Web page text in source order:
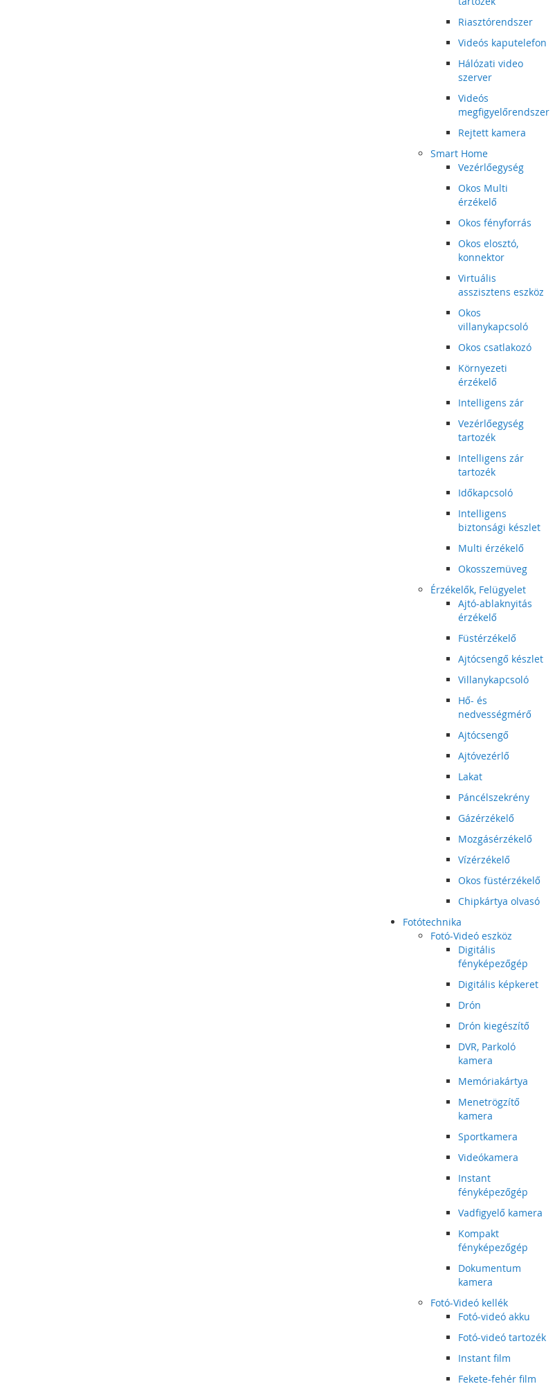
Riasztórendszer
Videós kaputelefon
Hálózati video
szerver
Videós
megfigyelőrendszer
Rejtett kamera
Smart Home
Vezérlőegység
Okos Multi
érzékelő
Okos fényforrás
Okos elosztó,
konnektor
Virtuális
asszisztens eszköz
Okos
villanykapcsoló
Okos csatlakozó
Környezeti
érzékelő
Intelligens zár
Vezérlőegység
tartozék
Intelligens zár
tartozék
Időkapcsoló
Intelligens
biztonsági készlet
Multi érzékelő
Okosszemüveg
Érzékelők, Felügyelet
Ajtó-ablaknyitás
érzékelő
Füstérzékelő
Ajtócsengő készlet
Villanykapcsoló
Hő- és
nedvességmérő
Ajtócsengő
Ajtóvezérlő
Lakat
Páncélszekrény
Gázérzékelő
Mozgásérzékelő
Vízérzékelő
Okos füstérzékelő
Chipkártya olvasó
Fotótechnika
Fotó-Videó eszköz
Digitális
fényképezőgép
Digitális képkeret
Drón
Drón kiegészítő
DVR, Parkoló
kamera
Memóriakártya
Menetrögzítő
kamera
Sportkamera
Videókamera
Instant
fényképezőgép
Vadfigyelő kamera
Kompakt
fényképezőgép
Dokumentum
kamera
Fotó-Videó kellék
Fotó-videó akku
Fotó-videó tartozék
Instant film
Fekete-fehér film